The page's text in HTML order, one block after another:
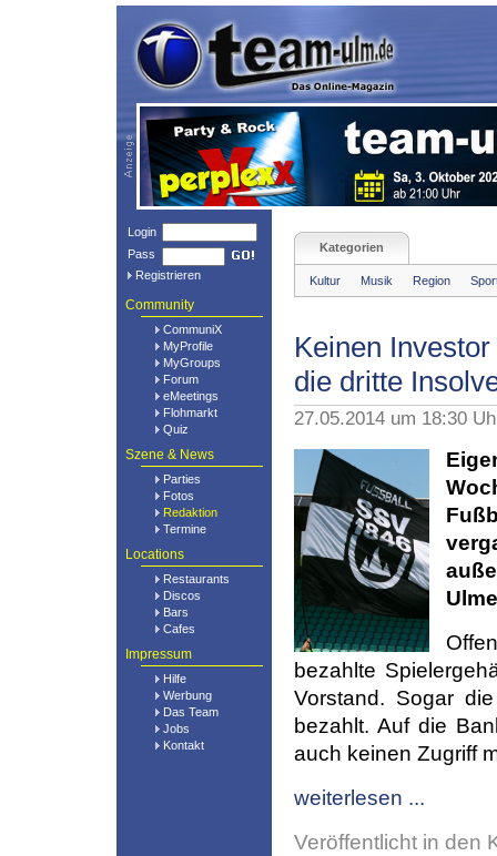
Login
Pass
Registrieren
Community
CommuniX
MyProfile
MyGroups
Forum
eMeetings
Flohmarkt
Quiz
Szene & News
Parties
Fotos
Redaktion
Termine
Locations
Restaurants
Discos
Bars
Cafes
Impressum
Hilfe
Werbung
Das Team
Jobs
Kontakt
Kategorien
Kultur Musik Region
Keinen
die dritte
27.05.2014 um 18:30
bezahlte
Vorstand. Sogar
bezahlt. Auf die
auch keinen Zugriff
weiterlesen ...
Veröffentlicht in den